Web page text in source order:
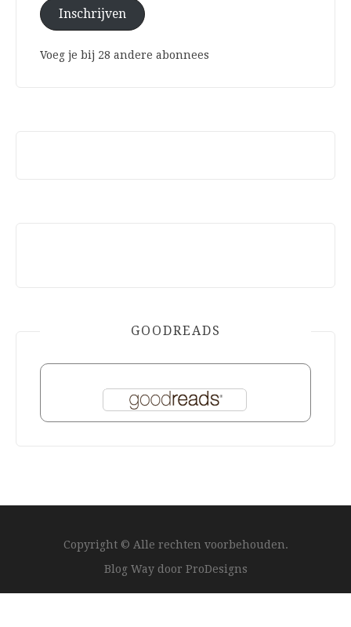
Inschrijven
Voeg je bij 28 andere abonnees
GOODREADS
Copyright © Alle rechten voorbehouden.
Blog Way door ProDesigns